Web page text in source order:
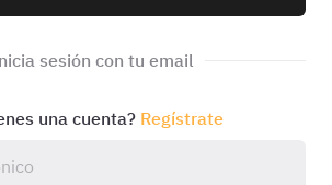
sesión con tu email
una cuenta? Regístrate